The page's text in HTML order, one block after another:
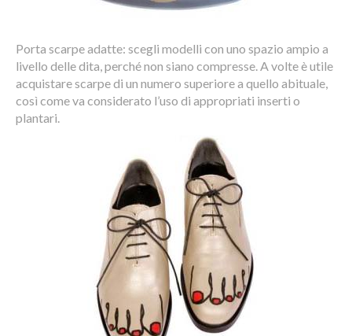
Porta scarpe adatte: scegli modelli con uno spazio ampio a
livello delle dita, perché non siano compresse. A volte è utile
acquistare scarpe di un numero superiore a quello abituale,
così come va considerato l’uso di appropriati inserti o
plantari.